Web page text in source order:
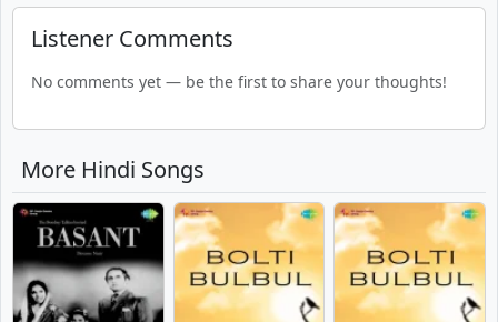
Listener Comments
No comments yet — be the first to share your thoughts!
More Hindi Songs